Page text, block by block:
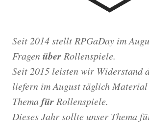
Seit 2014 stellt RPGaDay im
Fragenüber Rollenspiele.
Seit 2015 leisten wir Widerstand
liefern im August täglich Material
Themafür Rollenspiele.
Dieses Jahr sollte unser Thema